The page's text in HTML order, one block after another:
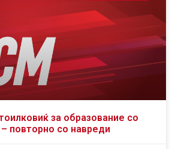
за образование со
повторно со навреди